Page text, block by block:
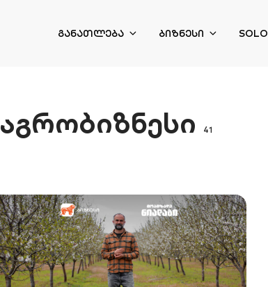
ᲒᲐᲜᲐᲗᲚᲔᲑᲐ ᲑᲘᲖᲜᲔᲡᲘ SOLO
აგრობიზნესი 41